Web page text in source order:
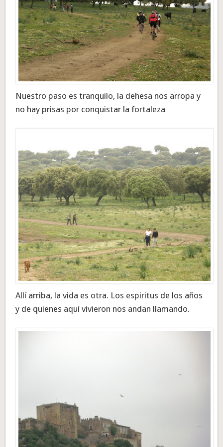
Nuestro paso es tranquilo, la dehesa nos arropa y
no hay prisas por conquistar la fortaleza
Allí arriba, la vida es otra. Los espiritus de los años
y de quienes aquí vivieron nos andan llamando.